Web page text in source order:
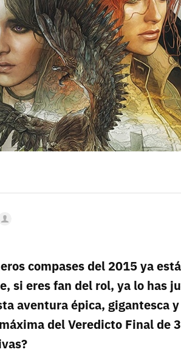
compases del 2015 ya
si eres fan del rol, ya lo has
aventura épica, gigantesca
del Veredicto Final de